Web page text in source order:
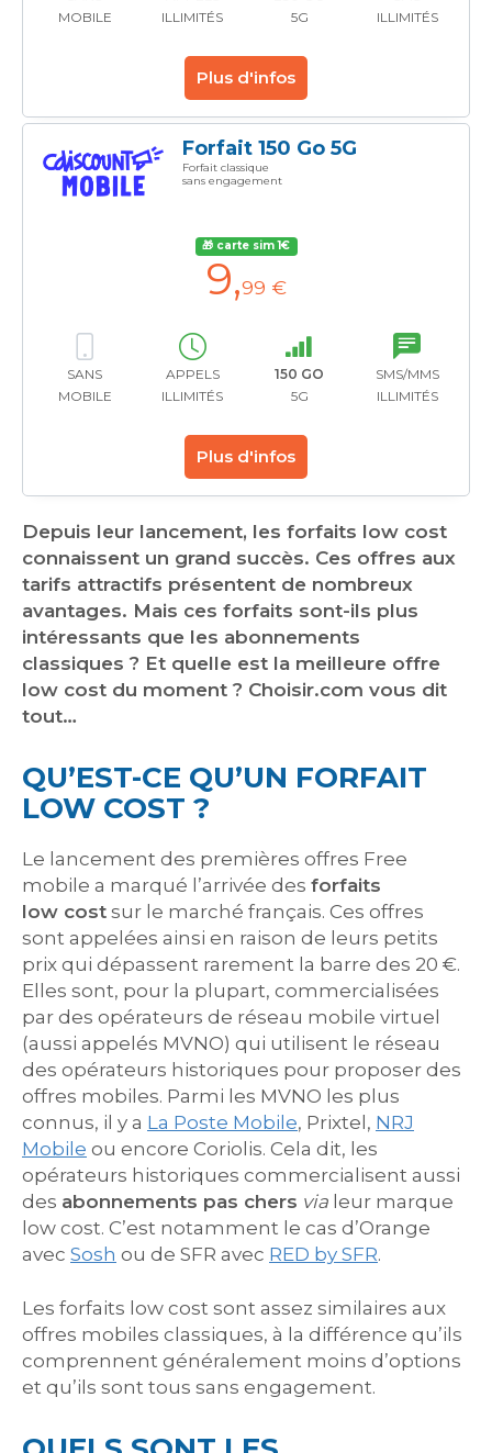
MOBILE
ILLIMITÉS
5G
ILLIMITÉS
Plus d'infos
Forfait 150 Go 5G
Forfait classique
sans engagement
🎁 carte sim 1€
9,99 €
SANS
MOBILE
APPELS
ILLIMITÉS
150 GO
5G
SMS/MMS
ILLIMITÉS
Plus d'infos
Depuis leur lancement, les forfaits low cost
connaissent un grand succès. Ces offres aux
tarifs attractifs présentent de nombreux
avantages. Mais ces forfaits sont-ils plus
intéressants que les abonnements
classiques ? Et quelle est la meilleure offre
low cost du moment ? Choisir.com vous dit
tout…
QU’EST-CE QU’UN FORFAIT
LOW COST ?
Le lancement des premières offres Free
mobile a marqué l’arrivée des forfaits
low cost sur le marché français. Ces offres
sont appelées ainsi en raison de leurs petits
prix qui dépassent rarement la barre des 20 €.
Elles sont, pour la plupart, commercialisées
par des opérateurs de réseau mobile virtuel
(aussi appelés MVNO) qui utilisent le réseau
des opérateurs historiques pour proposer des
offres mobiles. Parmi les MVNO les plus
connus, il y a La Poste Mobile, Prixtel, NRJ
Mobile ou encore Coriolis. Cela dit, les
opérateurs historiques commercialisent aussi
des abonnements pas chers via leur marque
low cost. C’est notamment le cas d’Orange
avec Sosh ou de SFR avec RED by SFR.
Les forfaits low cost sont assez similaires aux
offres mobiles classiques, à la différence qu’ils
comprennent généralement moins d’options
et qu’ils sont tous sans engagement.